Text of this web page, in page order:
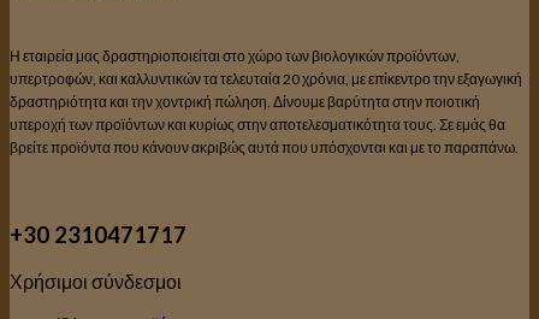
Η εταιρεία μας δραστηριοποιείται στο χώρο των βιολογικών προϊόντων,
υπερτροφών, και καλλυντικών τα τελευταία 20 χρόνια, με επίκεντρο την εξαγωγική
δραστηριότητα και την χοντρική πώληση. Δίνουμε βαρύτητα στην ποιοτική
υπεροχή των προϊόντων και κυρίως στην αποτελεσματικότητα τους. Σε εμάς θα
βρείτε προϊόντα που κάνουν ακριβώς αυτά που υπόσχονται και με το παραπάνω.
+30 2310471717
Χρήσιμοι σύνδεσμοι